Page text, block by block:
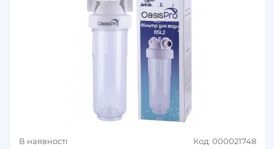
В наявності Код: 000021748